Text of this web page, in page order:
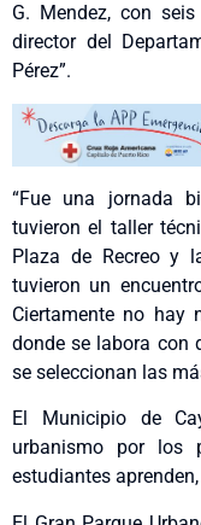
G. Mendez, con
director del
Pérez”.
“Fue una jornada
tuvieron el taller
Plaza de Recreo y
tuvieron un
Ciertamente no hay
donde se labora con
se seleccionan las
El Municipio de
urbanismo por los
estudiantes